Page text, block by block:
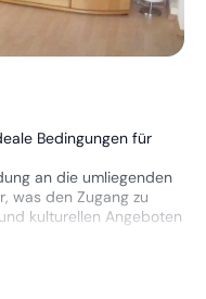
Bedingungen für
an die umliegenden
was den Zugang zu
kulturellen Angeboten
Ihnen eine Kühl-